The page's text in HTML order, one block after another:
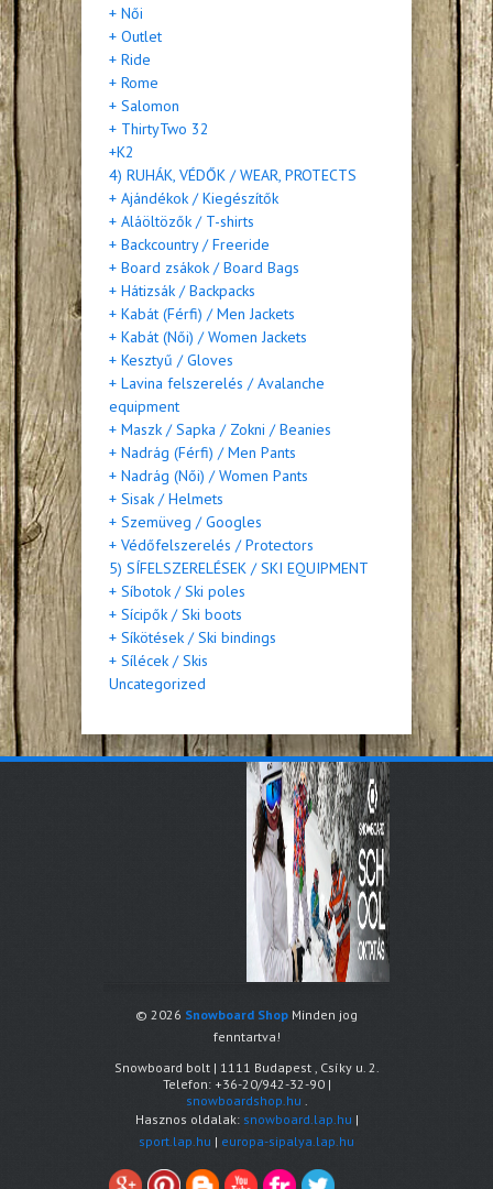
+ Női
+ Outlet
+ Ride
+ Rome
+ Salomon
+ ThirtyTwo 32
+K2
4) RUHÁK, VÉDŐK / WEAR, PROTECTS
+ Ajándékok / Kiegészítők
+ Aláöltözők / T-shirts
+ Backcountry / Freeride
+ Board zsákok / Board Bags
+ Hátizsák / Backpacks
+ Kabát (Férfi) / Men Jackets
+ Kabát (Női) / Women Jackets
+ Kesztyű / Gloves
+ Lavina felszerelés / Avalanche
equipment
+ Maszk / Sapka / Zokni / Beanies
+ Nadrág (Férfi) / Men Pants
+ Nadrág (Női) / Women Pants
+ Sisak / Helmets
+ Szemüveg / Googles
+ Védőfelszerelés / Protectors
5) SÍFELSZERELÉSEK / SKI EQUIPMENT
+ Síbotok / Ski poles
+ Sícipők / Ski boots
+ Síkötések / Ski bindings
+ Sílécek / Skis
Uncategorized
© 2026 Snowboard Shop Minden jog
fenntartva!
Snowboard bolt | 1111 Budapest , Csíky u. 2.
Telefon: +36-20/942-32-90|
snowboardshop.hu .
Hasznos oldalak: snowboard.lap.hu |
sport.lap.hu | europa-sipalya.lap.hu